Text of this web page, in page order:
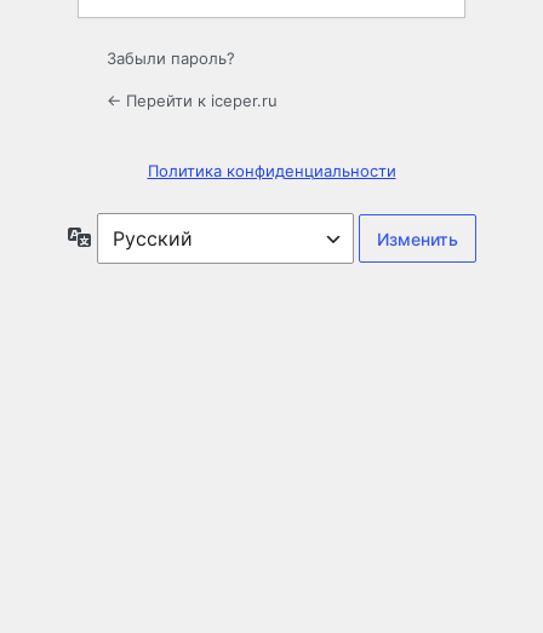
Забыли пароль?
← Перейти к iceper.ru
Политика конфиденциальности
Язык